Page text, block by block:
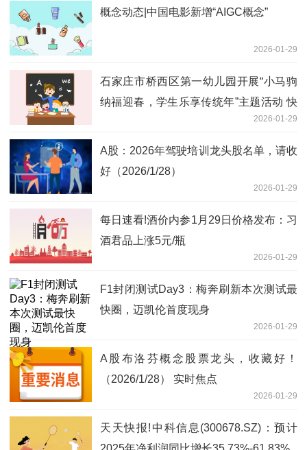
概念动态|中国电影新增“AIGC概念”
2026-01-29
石家庄市桥西区第一幼儿园开展“小马驹
纳福迎春，学生乐享传统年”主题活动 快
2026-01-29
A股：2026年驾驶培训龙头股名单，请收
好（2026/1/28）
2026-01-29
每日速看!酒价内参1月29日价格发布：习
酒君品上涨5元/瓶
2026-01-29
F1封闭测试Day3：梅奔刷新本次测试最
快圈，迈凯伦首度现身
2026-01-29
A股布洛芬概念股票龙头，收藏好！
（2026/1/28） 实时焦点
2026-01-29
天天快报!中科信息(300678.SZ)：预计